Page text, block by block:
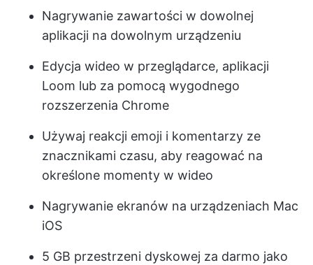
Nagrywanie zawartości w dowolnej
aplikacji na dowolnym urządzeniu
Edycja wideo w przeglądarce, aplikacji
Loom lub za pomocą wygodnego
rozszerzenia Chrome
Używaj reakcji emoji i komentarzy ze
znacznikami czasu, aby reagować na
określone momenty w wideo
Nagrywanie ekranów na urządzeniach Mac
iOS
5 GB przestrzeni dyskowej za darmo jako